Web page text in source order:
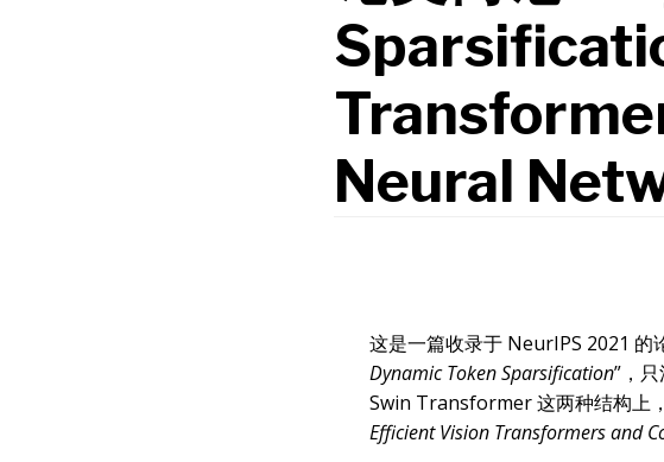
Neural
这是一篇收录于 NeurIPS 2021 的
Dynamic Token Sparsification”，
Swin Transformer 这两种结构上
Efficient Vision Transformers and